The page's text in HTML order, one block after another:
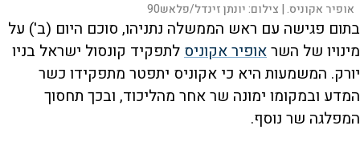
אופיר אקוניס. | צילום:יונתן זינדל/פלאש90
בתום פגישה עם ראש הממשלה נתניהו, סוכם היום (ב') על
מינויו של השראופיר אקוניסלתפקיד קונסול ישראל בניו
יורק. המשמעות היא כי אקוניס יתפטר מתפקידו כשר
המדע ובמקומו ימונה שר אחר מהליכוד, ובכך תחסוך
המפלגה שר נוסף.